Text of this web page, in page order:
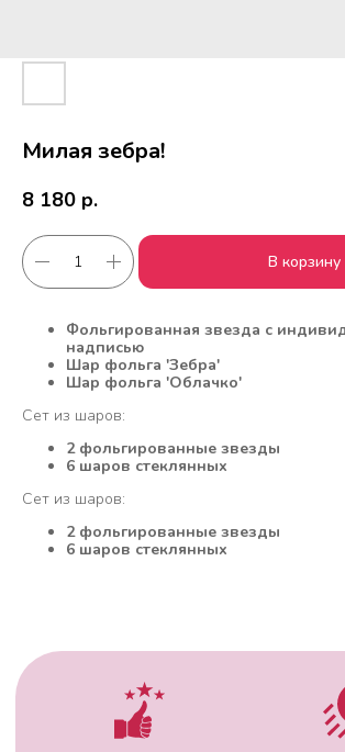
Милая зебра!
8 180 р.
В корзину
Фольгированная звезда с
надписью
Шар фольга 'Зебра'
Шар фольга 'Облачко'
Сет из шаров:
2 фольгированные звезды
6 шаров стеклянных
Сет из шаров:
2 фольгированные звезды
6 шаров стеклянных
Работаем с 2010 года
клиентам
способом